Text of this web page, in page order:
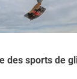
des sports de